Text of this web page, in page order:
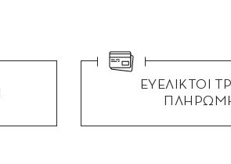
ΕΥΕΛΙΚΤΟΙ